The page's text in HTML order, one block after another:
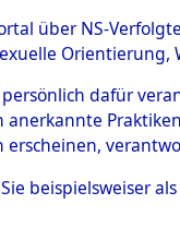
über NS-
dafür
beispielsweiser